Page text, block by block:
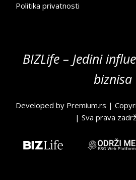
Politika privatnosti
BIZLife – Jedini
biznisa
Developed by Premium.rs |
| Sva prava